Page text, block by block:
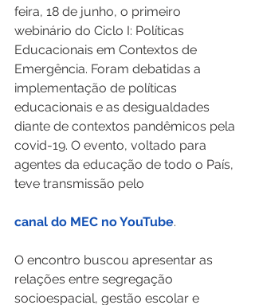
feira, 18 de junho, o primeiro
webinário do Ciclo I: Políticas
Educacionais em Contextos de
Emergência. Foram debatidas a
implementação de políticas
educacionais e as desigualdades
diante de contextos pandêmicos pela
covid-19. O evento, voltado para
agentes da educação de todo o País,
teve transmissão pelo
canal do MEC no YouTube.
O encontro buscou apresentar as
relações entre segregação
socioespacial, gestão escolar e